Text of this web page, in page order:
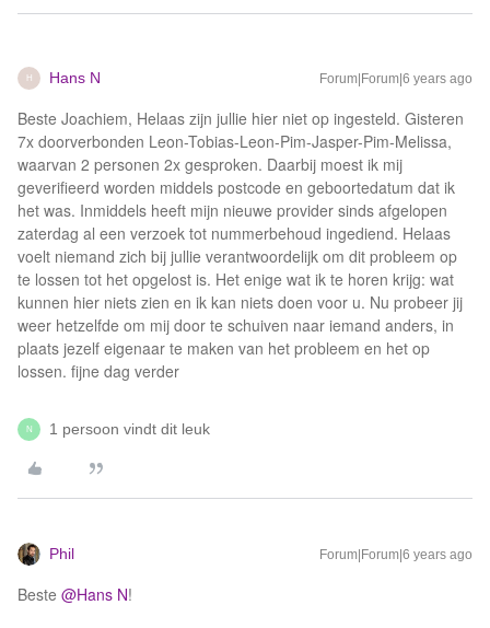
H Hans N Forum|Forum|6 years ago
Beste Joachiem, Helaas zijn jullie hier niet op ingesteld. Gisteren
7x doorverbonden Leon-Tobias-Leon-Pim-Jasper-Pim-Melissa,
waarvan 2 personen 2x gesproken. Daarbij moest ik mij
geverifieerd worden middels postcode en geboortedatum dat ik
het was. Inmiddels heeft mijn nieuwe provider sinds afgelopen
zaterdag al een verzoek tot nummerbehoud ingediend. Helaas
voelt niemand zich bij jullie verantwoordelijk om dit probleem op
te lossen tot het opgelost is. Het enige wat ik te horen krijg: wat
kunnen hier niets zien en ik kan niets doen voor u. Nu probeer jij
weer hetzelfde om mij door te schuiven naar iemand anders, in
plaats jezelf eigenaar te maken van het probleem en het op
lossen. fijne dag verder
N 1 persoon vindt dit leuk
Phil Forum|Forum|6 years ago
Beste @Hans N!